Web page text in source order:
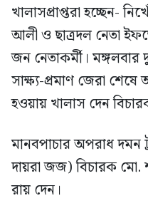
খালাসপ্রাপ্তরা হচ্ছেন-
আলী ও ছাত্রদল নেতা
জন নেতাকর্মী। মঙ্গলবার
সাক্ষ্য-প্রমাণ জেরা শেষে
হওয়ায় খালাস দেন
মানবপাচার অপরাধ দমন
দায়রা জজ) বিচারক
রায় দেন।